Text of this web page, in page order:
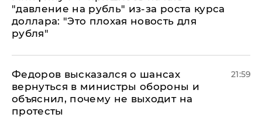
"давление на рубль" из-за роста курса
доллара: "Это плохая новость для
рубля"
Федоров высказался о шансах
вернуться в министры обороны и
объяснил, почему не выходит на
протесты
21:59